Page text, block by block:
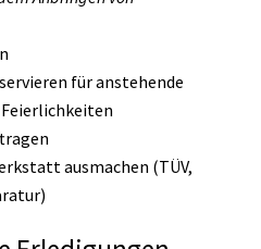
für anstehende
ausmachen (TÜV,